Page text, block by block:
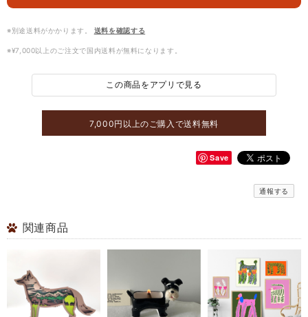
※別途送料がかかります。 送料を確認する
※¥7,000以上のご注文で国内送料が無料になります。
この商品をアプリで見る
7,000円以上のご購入で送料無料
Save
通報する
関連商品